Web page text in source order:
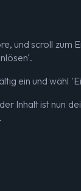
und scroll zum
ein und wähl
Inhalt ist nun